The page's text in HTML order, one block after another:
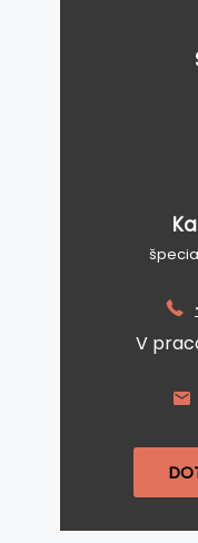
V